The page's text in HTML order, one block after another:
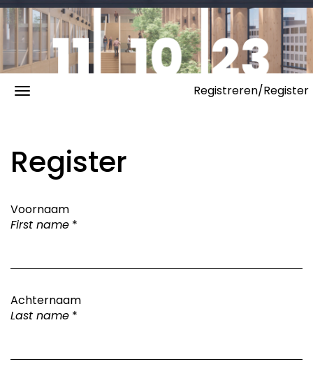
Registreren/Register
Register
Voornaam
First name *
Achternaam
Last name *